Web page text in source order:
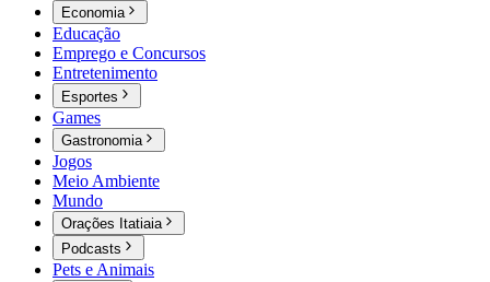
Economia
Educação
Emprego e Concursos
Entretenimento
Esportes
Games
Gastronomia
Jogos
Meio Ambiente
Mundo
Orações Itatiaia
Podcasts
Pets e Animais